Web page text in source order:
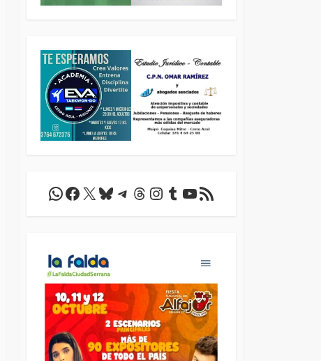
WhatsApp
Facebook
X Bluesky
Telegram
Threads
Instagram
Tumblr
YouTube
Feed RSS